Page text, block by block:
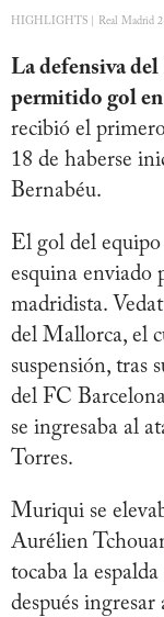
HIGHLIGHTS | Real Madrid
La defensiva
permitido gol
recibió el
18 de haberse
Bernabéu.
El gol del
esquina enviado
madridista.
del Mallorca, el
suspensión, tras
del FC
se ingresaba al
Torres.
Muriqui se
Aurélien
tocaba la
después